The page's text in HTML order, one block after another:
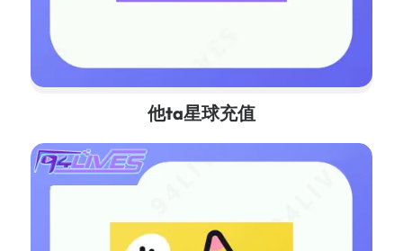
他ta星球充值